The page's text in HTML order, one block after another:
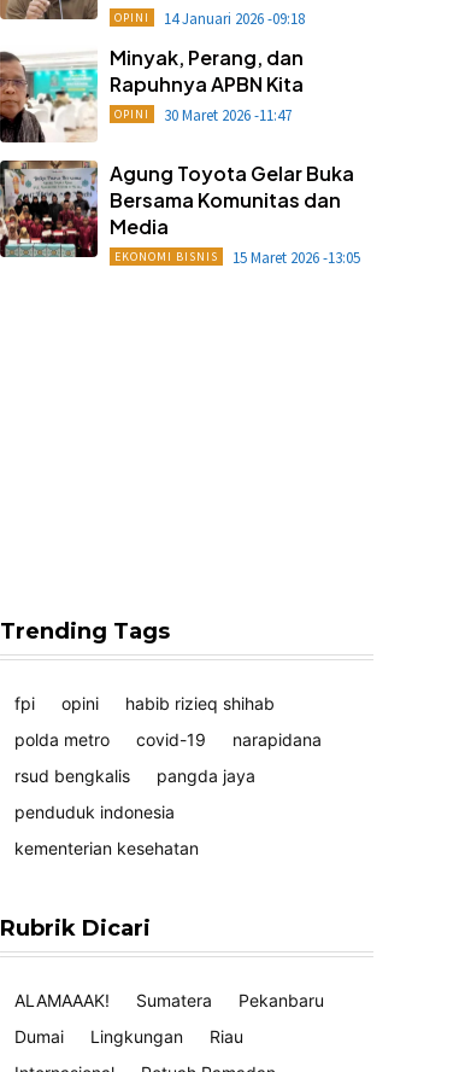
OPINI 14 Januari 2026 -09:18
Minyak, Perang, dan
Rapuhnya APBN Kita
OPINI 30 Maret 2026 -11:47
Agung Toyota Gelar Buka
Bersama Komunitas dan
Media
EKONOMI BISNIS 15 Maret 2026 -13:05
Trending Tags
fpi opini
habib rizieq shihab
polda metro
covid-19
narapidana
rsud bengkalis
pangda jaya
penduduk indonesia
kementerian kesehatan
Rubrik Dicari
ALAMAAAK! Sumatera
Pekanbaru
Dumai
Lingkungan
Riau